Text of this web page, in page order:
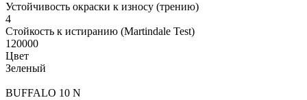
Устойчивость окраски к износу (трению)
4
Стойкость к истиранию (Martindale Test)
120000
Цвет
Зеленый
BUFFALO 10 N